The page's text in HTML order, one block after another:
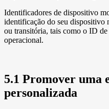
Identificadores de dispositivo
identificação do seu dispositivo
ou transitória, tais como o ID
operacional.
5.1 Promover uma
personalizada